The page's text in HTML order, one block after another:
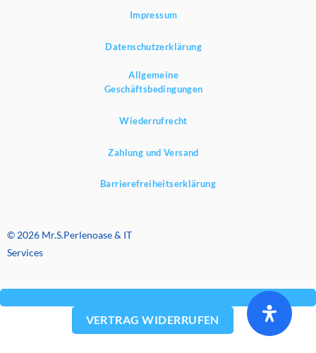
Impressum
Datenschutzerklärung
Allgemeine
Geschäftsbedingungen
Wiederrufrecht
Zahlung und Versand
Barrierefreiheitserklärung
© 2026 Mr.S.Perlenoase & IT
Services
VERTRAG WIDERRUFEN